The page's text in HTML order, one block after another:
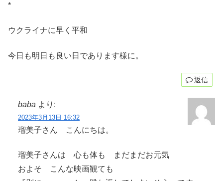
*
ウクライナに早く平和
今日も明日も良い日であります様に。
返信
baba より:
2023年3月13日 16:32
瑠美子さん こんにちは。
瑠美子さんは 心も体も まだまだお元気
およそ こんな映画観ても